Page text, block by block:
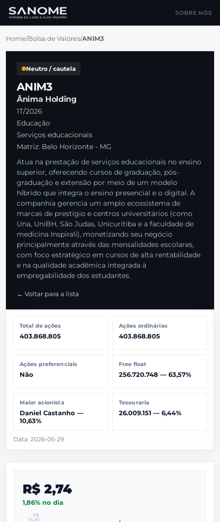
SOBRE NÓS
Home/Bolsa de Valores/ANIM3
Neutro / cautela
ANIM3
Ânima Holding
1T/2026
Educação
Serviços educacionais
Matriz: Belo Horizonte - MG
Atua na prestação de serviços educacionais no ensino
superior, oferecendo cursos de graduação, pós-
graduação e extensão por meio de um modelo
híbrido que integra o ensino presencial e o digital. A
companhia gerencia um amplo ecossistema de
marcas de prestígio e centros universitários (como
Una, UniBH, São Judas, Unicuritiba e a faculdade de
medicina Inspirali), monetizando seu negócio
principalmente através das mensalidades escolares,
com foco estratégico em cursos de alta rentabilidade
e na qualidade acadêmica integrada à
empregabilidade dos estudantes.
← Voltar para a lista
Total de ações
403.868.805
Ações ordinárias
403.868.805
Ações preferenciais
Não
Free float
256.720.748 — 63,57%
Maior acionista
Daniel Castanho —
10,63%
Tesouraria
26.009.151 — 6,44%
Data: 2026-05-29
R$ 2,74
1,86% no dia
R$
14,30